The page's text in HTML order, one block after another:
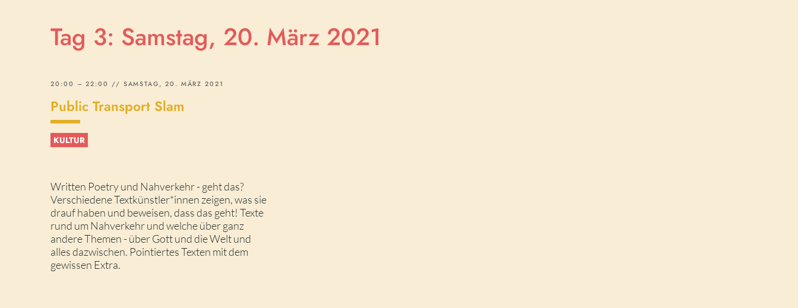
Tag 3: Samstag, 20. März 2021
20:00 – 22:00 // SAMSTAG, 20. MÄRZ 2021
Public Transport Slam
KULTUR
Written Poetry und Nahverkehr - geht das?
Verschiedene Textkünstler*innen zeigen, was sie
drauf haben und beweisen, dass das geht! Texte
rund um Nahverkehr und welche über ganz
andere Themen - über Gott und die Welt und
alles dazwischen. Pointiertes Texten mit dem
gewissen Extra.